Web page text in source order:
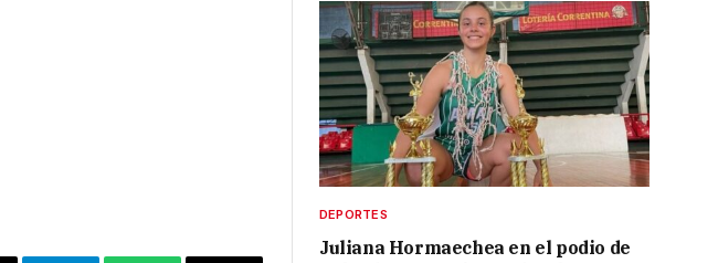
DEPORTES
Juliana Hormaechea en el podio de